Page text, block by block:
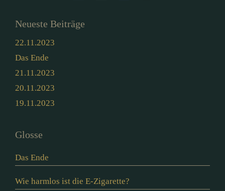
Neueste Beiträge
22.11.2023
Das Ende
21.11.2023
20.11.2023
19.11.2023
Glosse
Das Ende
Wie harmlos ist die E-Zigarette?